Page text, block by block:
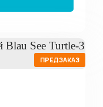
ПРЕДЗАКАЗ